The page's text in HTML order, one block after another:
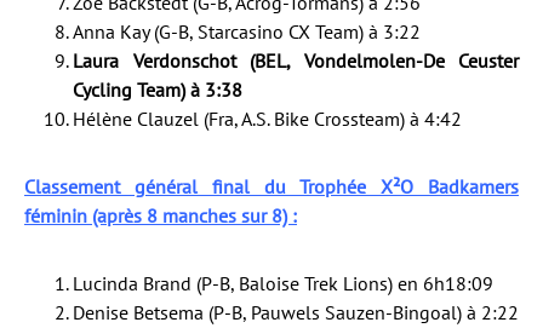
Anna Kay (G-B, Starcasino CX Team) à 3:22
Laura Verdonschot (BEL, Vondelmolen-De Ceuster
Cycling Team) à 3:38
Hélène Clauzel (Fra, A.S. Bike Crossteam) à 4:42
Classement général final du Trophée X²O Badkamers
féminin (après 8 manches sur 8) :
Lucinda Brand (P-B, Baloise Trek Lions) en 6h18:09
Denise Betsema (P-B, Pauwels Sauzen-Bingoal) à 2:22